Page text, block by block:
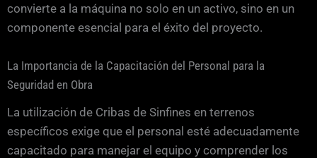
convierte a la máquina no solo en un activo, sino en un
componente esencial para el éxito del proyecto.
La Importancia de la Capacitación del Personal para la
Seguridad en Obra
La utilización de Cribas de Sinfines en terrenos
específicos exige que el personal esté adecuadamente
capacitado para manejar el equipo y comprender los